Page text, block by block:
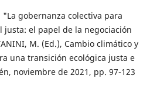
"La gobernanza colectiva para
justa: el papel de la negociación
M. (Ed.), Cambio climático y
una transición ecológica justa e
noviembre de 2021, pp. 97-123